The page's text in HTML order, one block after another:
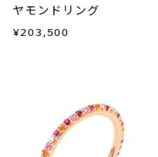
ヤモンドリング
¥203,500